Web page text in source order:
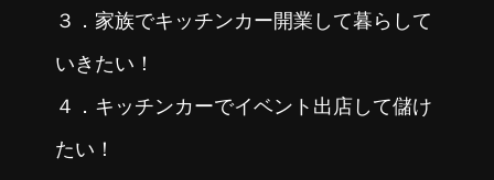
３．家族でキッチンカー開業して暮らして
いきたい！
４．キッチンカーでイベント出店して儲け
たい！